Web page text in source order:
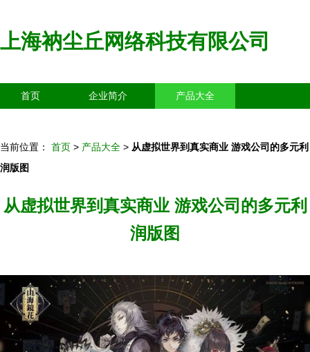
上海衲尘丘网络科技有限公司
首页 企业简介 产品大全
当前位置： 首页 > 产品大全 > 从虚拟世界到真实商业 游戏公司的多元利
润版图
从虚拟世界到真实商业 游戏公司的多元利
润版图